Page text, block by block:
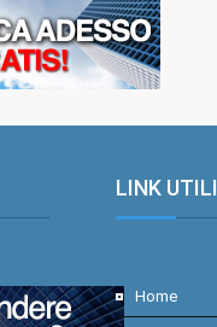
LINK UTILI
Home